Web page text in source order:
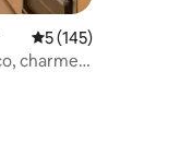
5 de uma avaliação
5 (145)
charme e